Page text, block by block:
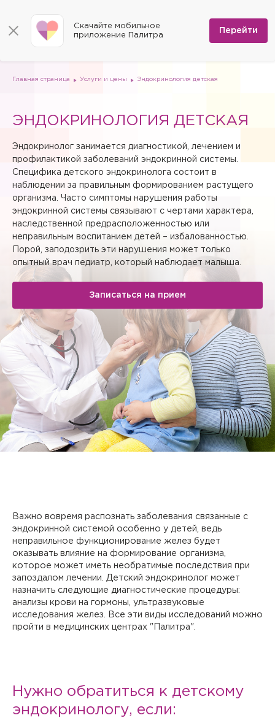
Вакансии
Документы
Сертификаты
Способы оплаты
Страховые организации
Заказать документы для налоговой
Скачать мобильное приложение
Анкета оценки качества услуг
Мы на карте
Главная страница Услуги и цены Эндокринология детская
ЭНДОКРИНОЛОГИЯ ДЕТСКАЯ
Эндокринолог занимается диагностикой, лечением и
профилактикой заболеваний эндокринной системы.
Специфика детского эндокринолога состоит в
наблюдении за правильным формированием растущего
организма. Часто симптомы нарушения работы
эндокринной системы связывают с чертами характера,
наследственной предрасположенностью или
неправильным воспитанием детей – избалованностью.
Порой, заподозрить эти нарушения может только
опытный врач педиатр, который наблюдает малыша.
Записаться на прием
Важно вовремя распознать заболевания связанные с
эндокринной системой особенно у детей, ведь
неправильное функционирование желез будет
оказывать влияние на формирование организма,
которое может иметь необратимые последствия при
запоздалом лечении. Детский эндокринолог может
назначить следующие диагностические процедуры:
анализы крови на гормоны, ультразвуковые
исследования желез. Все эти виды исследований можно
пройти в медицинских центрах "Палитра".
Нужно обратиться к детскому
эндокринологу, если:
Скачайте мобильное
приложение Палитра
Перейти